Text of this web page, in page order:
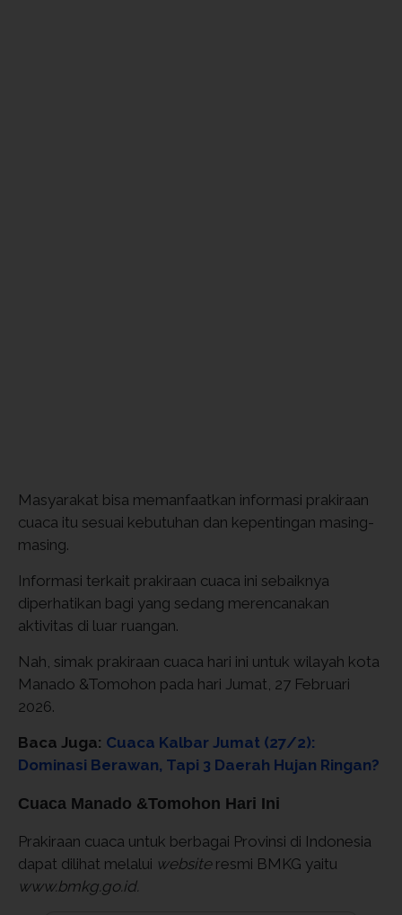
Masyarakat bisa memanfaatkan informasi prakiraan
cuaca itu sesuai kebutuhan dan kepentingan masing-
masing.
Informasi terkait prakiraan cuaca ini sebaiknya
diperhatikan bagi yang sedang merencanakan
aktivitas di luar ruangan.
Nah, simak prakiraan cuaca hari ini untuk wilayah kota
Manado &Tomohon pada hari Jumat, 27 Februari
2026.
Baca Juga: Cuaca Kalbar Jumat (27/2):
Dominasi Berawan, Tapi 3 Daerah Hujan Ringan?
Cuaca Manado &Tomohon Hari Ini
Prakiraan cuaca untuk berbagai Provinsi di Indonesia
dapat dilihat melalui website resmi BMKG yaitu
www.bmkg.go.id.